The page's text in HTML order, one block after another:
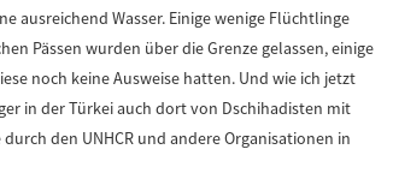
ausreichend Wasser. Einige wenige Flüchtlinge
Pässen wurden über die Grenze gelassen, einige
noch keine Ausweise hatten. Und wie ich jetzt
in der Türkei auch dort von Dschihadisten mit
den UNHCR und andere Organisationen in